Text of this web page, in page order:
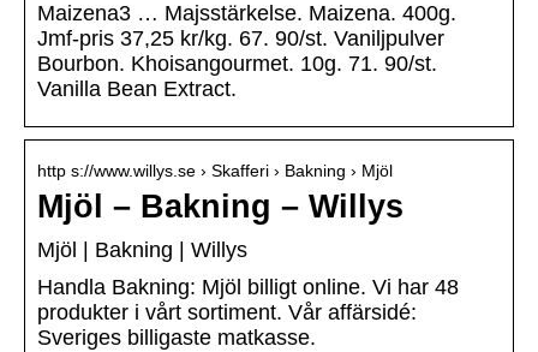
Maizena3 … Majsstärkelse. Maizena. 400g.
Jmf-pris 37,25 kr/kg. 67. 90/st. Vaniljpulver
Bourbon. Khoisangourmet. 10g. 71. 90/st.
Vanilla Bean Extract.
http s://www.willys.se › Skafferi › Bakning › Mjöl
Mjöl – Bakning – Willys
Mjöl | Bakning | Willys
Handla Bakning: Mjöl billigt online. Vi har 48
produkter i vårt sortiment. Vår affärsidé:
Sveriges billigaste matkasse.